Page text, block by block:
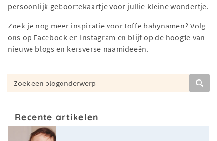
persoonlijk geboortekaartje voor jullie kleine wondertje.
Zoek je nog meer inspiratie voor toffe babynamen? Volg
ons op Facebook en Instagram en blijf op de hoogte van
nieuwe blogs en kersverse naamideeën.
Recente artikelen